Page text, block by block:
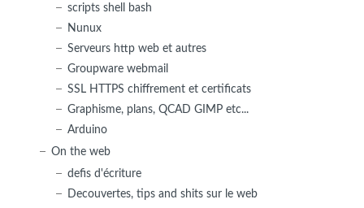
scripts shell bash
Nunux
Serveurs http web et autres
Groupware webmail
SSL HTTPS chiffrement et certificats
Graphisme, plans, QCAD GIMP etc...
Arduino
On the web
defis d'écriture
Decouvertes, tips and shits sur le web